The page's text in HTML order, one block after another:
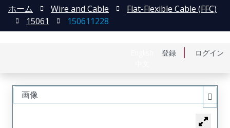
登録 ログイン
ホーム Wire and Cable
Flat-Flexible Cable (FFC)
15061
150611228
画像